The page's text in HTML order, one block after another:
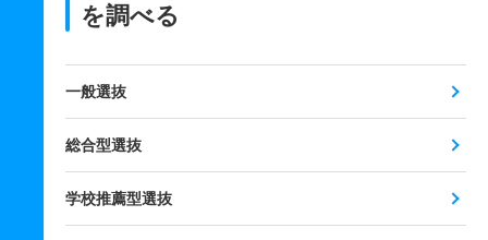
を調べる
一般選抜
総合型選抜
学校推薦型選抜